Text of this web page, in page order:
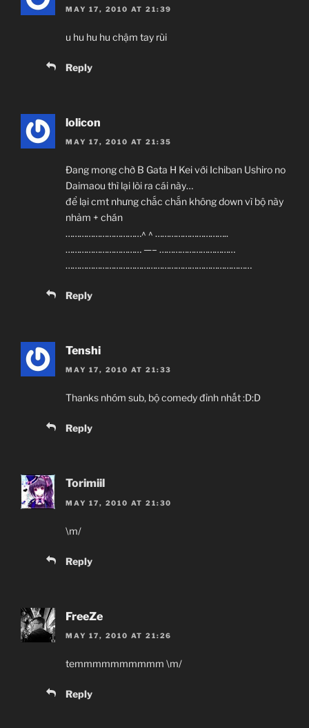
MAY 17, 2010 AT 21:39
u hu hu hu chậm tay rùi
Reply
lolicon
MAY 17, 2010 AT 21:35
Đang mong chờ B Gata H Kei với Ichiban Ushiro no
Daimaou thì lại lòi ra cái này…
để lại cmt nhưng chắc chắn không down vì bộ này
nhảm + chán
……………………………^ ^ …………………………..
…………………………… —– ……………………………
………………………………………………………………………
Reply
Tenshi
MAY 17, 2010 AT 21:33
Thanks nhóm sub, bộ comedy đỉnh nhất :D:D
Reply
Torimiil
MAY 17, 2010 AT 21:30
\m/
Reply
FreeZe
MAY 17, 2010 AT 21:26
temmmmmmmmmm \m/
Reply